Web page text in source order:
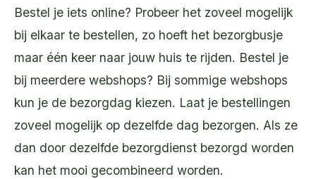
Bestel je iets online? Probeer het zoveel mogelijk
bij elkaar te bestellen, zo hoeft het bezorgbusje
maar één keer naar jouw huis te rijden. Bestel je
bij meerdere webshops? Bij sommige webshops
kun je de bezorgdag kiezen. Laat je bestellingen
zoveel mogelijk op dezelfde dag bezorgen. Als ze
dan door dezelfde bezorgdienst bezorgd worden
kan het mooi gecombineerd worden.